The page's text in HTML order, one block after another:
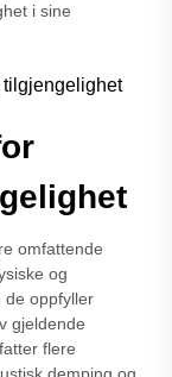
i sine
omfattende
og
de oppfyller
gjeldende
flere